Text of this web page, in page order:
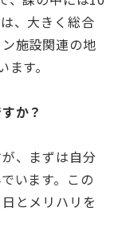
、大きく総合
施設関連の地
す。
か？
、まずは自分
います。この
とメリハリを